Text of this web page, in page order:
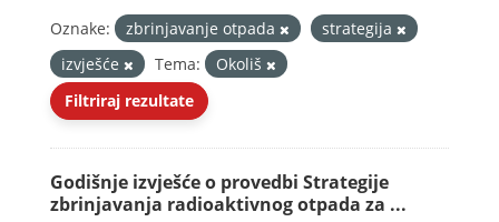
Oznake: zbrinjavanje otpada
strategija
izvješće
Tema:
Okoliš
Filtriraj rezultate
Godišnje izvješće o provedbi Strategije
zbrinjavanja radioaktivnog otpada za ...